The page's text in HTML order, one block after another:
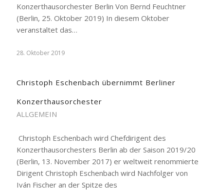
Konzerthausorchester Berlin Von Bernd Feuchtner
(Berlin, 25. Oktober 2019) In diesem Oktober
veranstaltet das…
28. Oktober 2019
Christoph Eschenbach übernimmt Berliner
Konzerthausorchester
ALLGEMEIN
Christoph Eschenbach wird Chefdirigent des
Konzerthausorchesters Berlin ab der Saison 2019/20
(Berlin, 13. November 2017) er weltweit renommierte
Dirigent Christoph Eschenbach wird Nachfolger von
Iván Fischer an der Spitze des